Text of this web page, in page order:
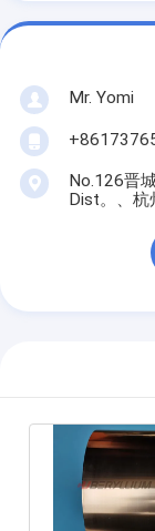
Mr. Yomi
No.126晋
Dist。、杭